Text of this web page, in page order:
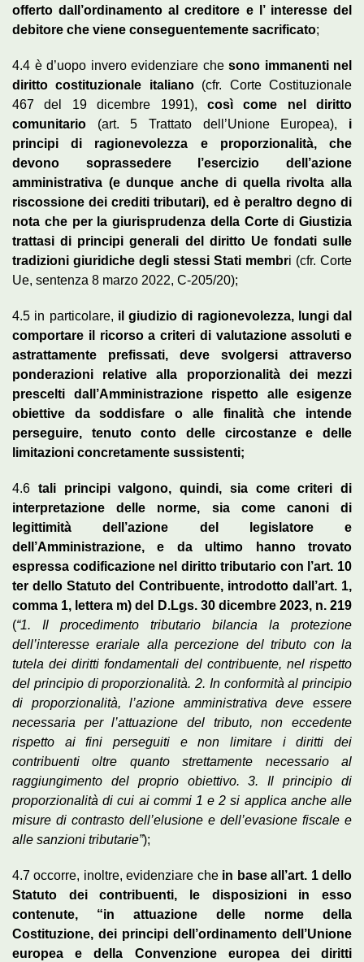
offerto dall’ordinamento al creditore e l’ interesse del
debitore che viene conseguentemente sacrificato;
4.4 è d’uopo invero evidenziare che sono immanenti nel
diritto costituzionale italiano(cfr. Corte Costituzionale
467 del 19 dicembre 1991), così come nel diritto
comunitario (art. 5 Trattato dell’Unione Europea), i
principi di ragionevolezza e proporzionalità, che
devono soprassedere l’esercizio dell’azione
amministrativa (e dunque anche di quella rivolta alla
riscossione dei crediti tributari), ed è peraltro degno di
nota che per la giurisprudenza della Corte di Giustizia
trattasi di principi generali del diritto Ue fondati sulle
tradizioni giuridiche degli stessi Stati membri (cfr. Corte
Ue, sentenza 8 marzo 2022, C-205/20);
4.5 in particolare, il giudizio di ragionevolezza, lungi dal
comportare il ricorso a criteri di valutazione assoluti e
astrattamente prefissati, deve svolgersi attraverso
ponderazioni relative alla proporzionalità dei mezzi
prescelti dall’Amministrazione rispetto alle esigenze
obiettive da soddisfare o alle finalità che intende
perseguire, tenuto conto delle circostanze e delle
limitazioni concretamente sussistenti;
4.6 tali principi valgono, quindi, sia come criteri di
interpretazione delle norme, sia come canoni di
legittimità dell’azione del legislatore e
dell’Amministrazione, e da ultimo hanno trovato
espressa codificazione nel diritto tributario con l’art. 10
ter dello Statuto del Contribuente, introdotto dall’art. 1,
comma 1, lettera m) del D.Lgs. 30 dicembre 2023, n. 219
(“1. Il procedimento tributario bilancia la protezione
dell’interesse erariale alla percezione del tributo con la
tutela dei diritti fondamentali del contribuente, nel rispetto
del principio di proporzionalità. 2. In conformità al principio
di proporzionalità, l’azione amministrativa deve essere
necessaria per l’attuazione del tributo, non eccedente
rispetto ai fini perseguiti e non limitare i diritti dei
contribuenti oltre quanto strettamente necessario al
raggiungimento del proprio obiettivo. 3. Il principio di
proporzionalità di cui ai commi 1 e 2 si applica anche alle
misure di contrasto dell’elusione e dell’evasione fiscale e
alle sanzioni tributarie”);
4.7 occorre, inoltre, evidenziare che in base all’art. 1 dello
Statuto dei contribuenti, le disposizioni in esso
contenute, “in attuazione delle norme della
Costituzione, dei principi dell’ordinamento dell’Unione
europea e della Convenzione europea dei diritti